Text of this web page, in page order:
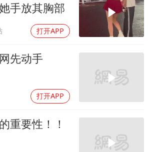
夯实基础开新局
手放其胸部
打开APP
先动手
打开APP
重要性！！